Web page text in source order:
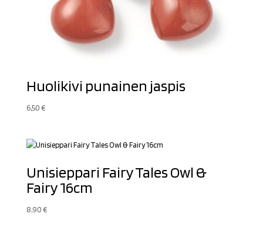
Huolikivi punainen jaspis
6,50€
Unisieppari Fairy Tales Owl &
Fairy 16cm
8,90€